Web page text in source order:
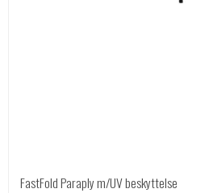
FastFold Paraply m/UV beskyttelse